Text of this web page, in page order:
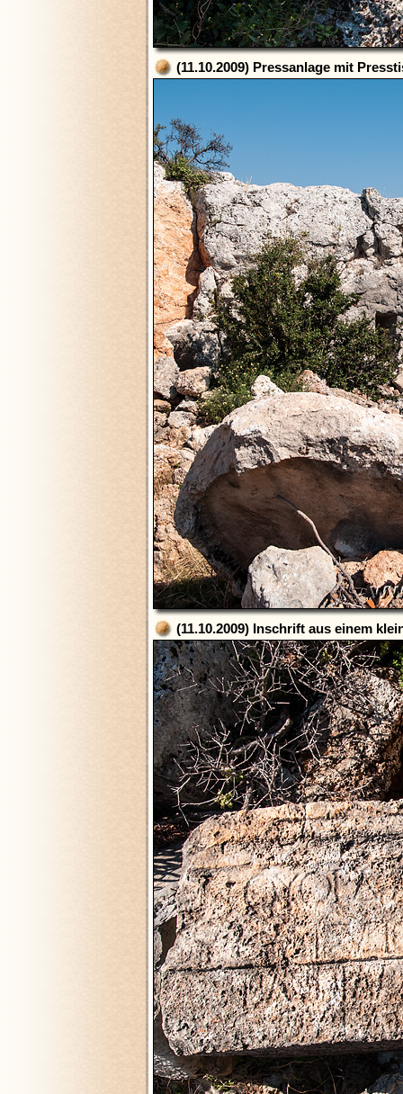
(11.10.2009) Pressanlage mit
(11.10.2009) Inschrift aus einem